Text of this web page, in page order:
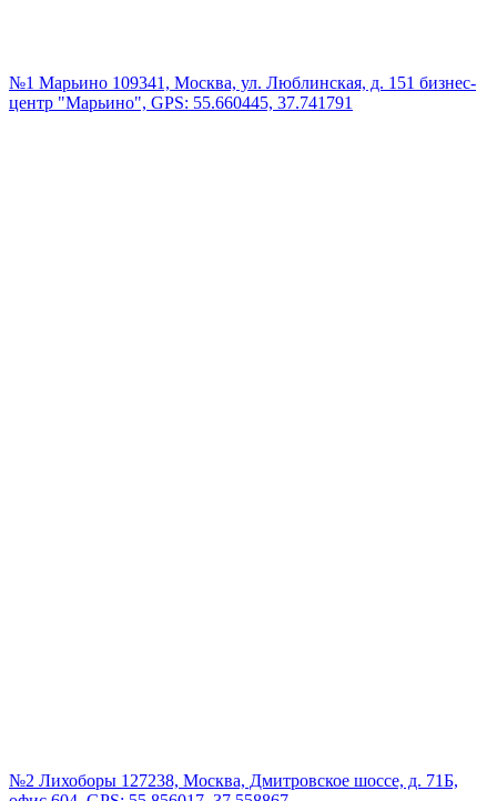
№1 Марьино 109341, Москва, ул. Люблинская, д. 151 бизнес-
центр "Марьино", GPS: 55.660445, 37.741791
№2 Лихоборы 127238, Москва, Дмитровское шоссе, д. 71Б,